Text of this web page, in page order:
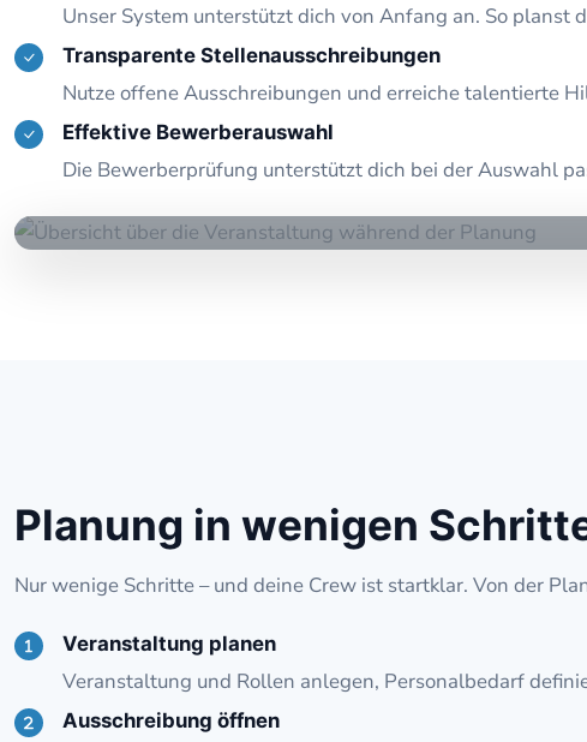
Unser System unterstützt dich von Anfang an. So planst
Transparente Stellenausschreibungen
Nutze offene Ausschreibungen und erreiche talentierte
Effektive Bewerberauswahl
Die Bewerberprüfung unterstützt dich bei der Auswahl
Planung in wenigen
Nur wenige Schritte – und deine Crew ist startklar. Von der
Veranstaltung planen
Veranstaltung und Rollen anlegen, Personalbedarf
Ausschreibung öffnen